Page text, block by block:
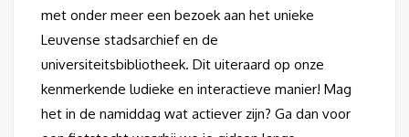
met onder meer een bezoek aan het unieke
Leuvense stadsarchief en de
universiteitsbibliotheek. Dit uiteraard op onze
kenmerkende ludieke en interactieve manier! Mag
het in de namiddag wat actiever zijn? Ga dan voor